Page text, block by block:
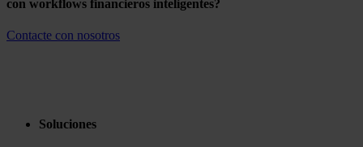
con workflows financieros inteligentes?
Contacte con nosotros
Soluciones